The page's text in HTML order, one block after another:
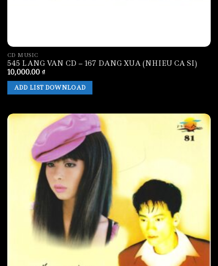
CD MUSIC
545 LANG VAN CD – 167 DANG XUA (NHIEU CA SI)
10,000.00 ₫
ADD LIST DOWNLOAD